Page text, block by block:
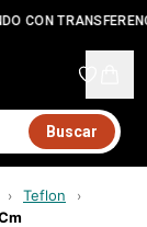
CON
Buscar
› Teflon ›